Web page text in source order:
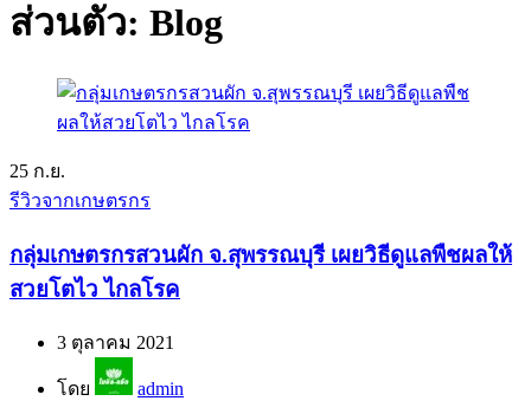
ส่วนตัว: Blog
25 ก.ย.
รีวิวจากเกษตรกร
กลุ่มเกษตรกรสวนผัก จ.สุพรรณบุรี เผยวิธีดูแลพืชผลให้
สวยโตไว ไกลโรค
3 ตุลาคม 2021
โดย admin